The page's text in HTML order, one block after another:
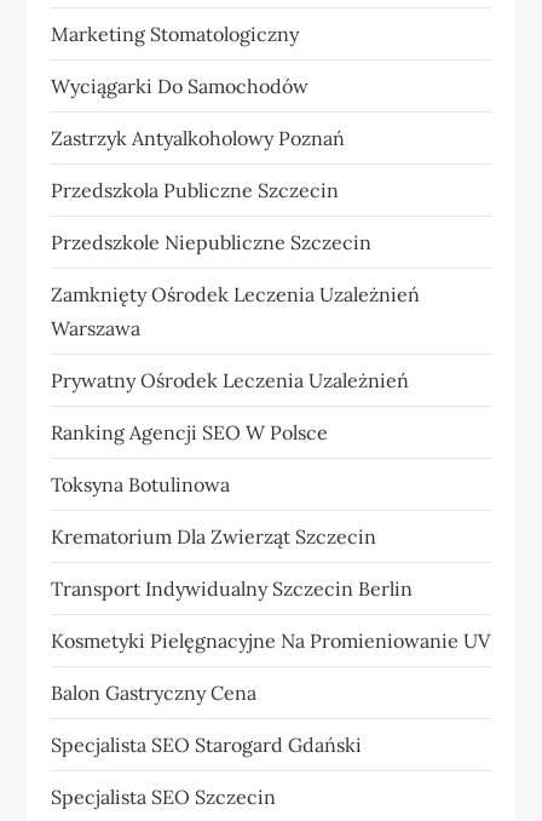
Marketing Stomatologiczny
Wyciągarki Do Samochodów
Zastrzyk Antyalkoholowy Poznań
Przedszkola Publiczne Szczecin
Przedszkole Niepubliczne Szczecin
Zamknięty Ośrodek Leczenia Uzależnień
Warszawa
Prywatny Ośrodek Leczenia Uzależnień
Ranking Agencji SEO W Polsce
Toksyna Botulinowa
Krematorium Dla Zwierząt Szczecin
Transport Indywidualny Szczecin Berlin
Kosmetyki Pielęgnacyjne Na Promieniowanie UV
Balon Gastryczny Cena
Specjalista SEO Starogard Gdański
Specjalista SEO Szczecin